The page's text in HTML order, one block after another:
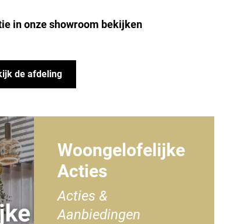
in onze showroom bekijken
de afdeling
Woongelofelijke
Acties
Acties &
Aanbiedingen